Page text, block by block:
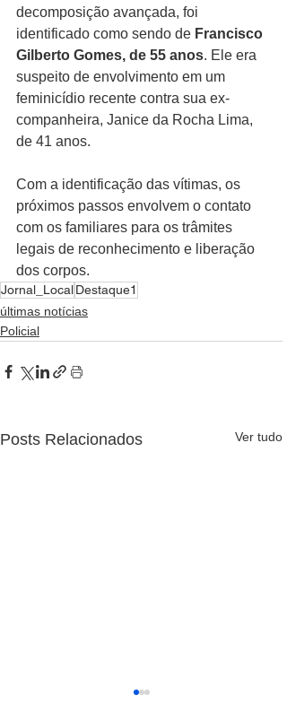
decomposição avançada, foi
identificado como sendo de Francisco
Gilberto Gomes, de 55 anos. Ele era
suspeito de envolvimento em um
feminicídio recente contra sua ex-
companheira, Janice da Rocha Lima,
de 41 anos.
Com a identificação das vítimas, os
próximos passos envolvem o contato
com os familiares para os trâmites
legais de reconhecimento e liberação
dos corpos.
Jornal_LocalDestaque1
últimas notícias
Policial
Posts Relacionados Ver tudo